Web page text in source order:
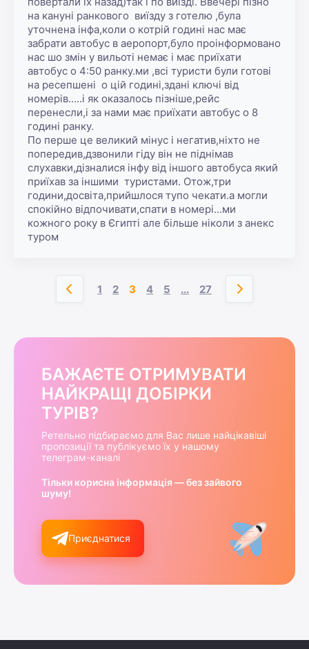
на кануні ранкового  виїзду з готелю ,була
уточнена інфа,коли о котрій годині нас має
забрати автобус в аеропорт,було проінформовано
нас шо змін у вильоті немає і має приїхати
автобус о 4:50 ранку.ми ,всі туристи були готові
на ресепшені  о цій годині,здані ключі від
номерів.....і як оказалось пізніше,рейс
перенесли,і за нами має приїхати автобус о 8
годині ранку.
По перше це великий мінус і негатив,ніхто не
попередив,дзвонили гіду він не піднімав
слухавки,дізналися інфу від іншого автобуса який
приїхав за іншими  туристами. Отож,три
години,досвіта,прийшлося тупо чекати.а могли
спокійно відпочивати,спати в номері...ми
кожного року в Єгипті але більше ніколи з анекс
туром
1 2 3 4 5 ... 27
БАЖАЄТЕ ОТРИМУВАТИ
НАЙКРАЩІ ДОБІРКИ
ТУРІВ?
Ретельно підбираємо для Вас лише найцікавіші
пропозиції та публікуємо їх у нашому
телеграм-каналі
Тільки корисна інформація — без зайвого
шуму!
Приєднатися